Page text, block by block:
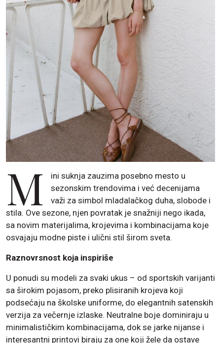
M
ini suknja zauzima posebno mesto u
sezonskim trendovima i već decenijama
važi za simbol mladalačkog duha, slobode i
stila. Ove sezone, njen povratak je snažniji nego ikada,
sa novim materijalima, krojevima i kombinacijama koje
osvajaju modne piste i ulični stil širom sveta.
Raznovrsnost koja inspiriše
U ponudi su modeli za svaki ukus – od sportskih varijanti
sa širokim pojasom, preko plisiranih krojeva koji
podsećaju na školske uniforme, do elegantnih satenskih
verzija za večernje izlaske. Neutralne boje dominiraju u
minimalističkim kombinacijama, dok se jarke nijanse i
interesantni printovi biraju za one koji žele da ostave